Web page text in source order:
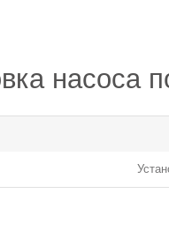
насоса